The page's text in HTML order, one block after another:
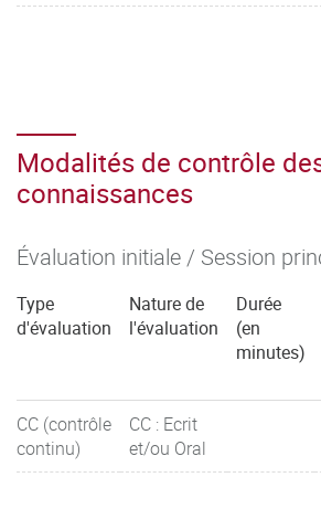
Modalités de contrôle
connaissances
Évaluation initiale / Session
Type
d'évaluation
Nature de
l'évaluation
Durée
(en
minutes)
CC (contrôle
continu)
CC : Ecrit
et/ou Oral